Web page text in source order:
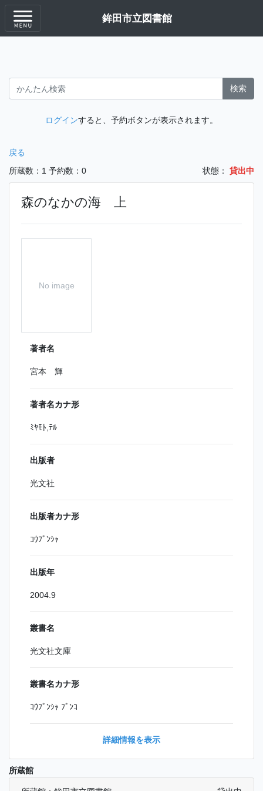
鉾田市立図書館
検索
ログインすると、予約ボタンが表示されます。
戻る
所蔵数：1 予約数：0 状態： 貸出中
森のなかの海 上
No image
著者名
宮本 輝
著者名カナ形
ﾐﾔﾓﾄ,ﾃﾙ
出版者
光文社
出版者カナ形
ｺｳﾌﾞﾝｼｬ
出版年
2004.9
叢書名
光文社文庫
叢書名カナ形
ｺｳﾌﾞﾝｼｬ ﾌﾞﾝｺ
詳細情報を表示
所蔵館